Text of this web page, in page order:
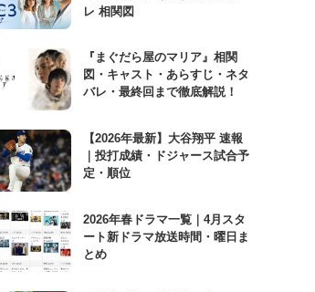
レ 相関図
『まぐだら屋のマリア』相関
図・キャスト・あらすじ・ネタ
バレ・最終回まで徹底解説！
【2026年最新】大谷翔平 速報
｜投打成績・ドジャース試合予
定・順位
2026年春ドラマ一覧｜4月スタ
ート新ドラマ放送時間・曜日ま
とめ